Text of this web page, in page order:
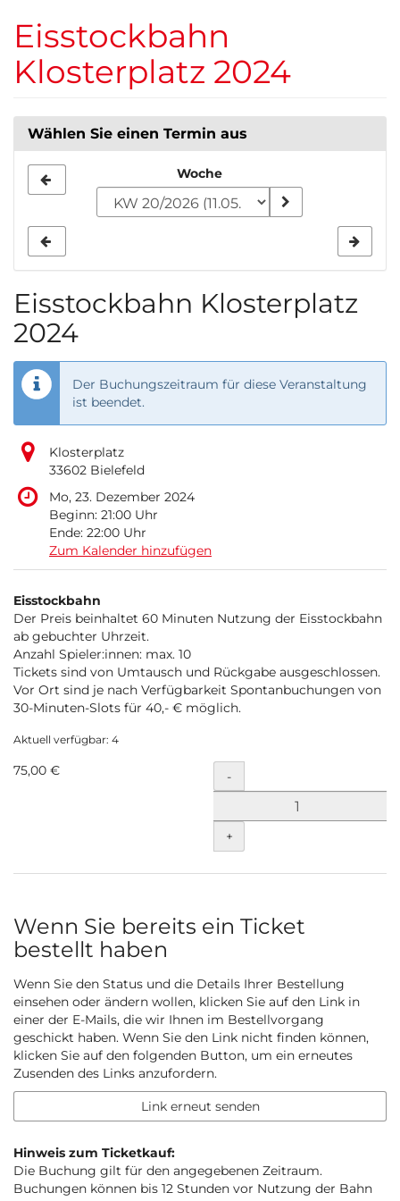
Haupt-
Inhalt
springen
Eisstockbahn
Klosterplatz 2024
Wählen Sie einen Termin aus
zur
Woche
Eisstockbahn Klosterplatz
2024
Der Buchungszeitraum für diese Veranstaltung
ist beendet.
Klosterplatz
33602 Bielefeld
Mo, 23. Dezember 2024
Beginn: 21:00 Uhr
Ende: 22:00 Uhr
Zum Kalender hinzufügen
Unkategorisierte
Produkte
Eisstockbahn
Der Preis beinhaltet 60 Minuten Nutzung der Eisstockbahn
ab gebuchter Uhrzeit.
Anzahl Spieler:innen: max. 10
Tickets sind von Umtausch und Rückgabe ausgeschlossen.
Vor Ort sind je nach Verfügbarkeit Spontanbuchungen von
30-Minuten-Slots für 40,- € möglich.
Aktuell verfügbar: 4
75,00 € Menge
-
+
Wenn Sie bereits ein Ticket
bestellt haben
Wenn Sie den Status und die Details Ihrer Bestellung
einsehen oder ändern wollen, klicken Sie auf den Link in
einer der E-Mails, die wir Ihnen im Bestellvorgang
geschickt haben. Wenn Sie den Link nicht finden können,
klicken Sie auf den folgenden Button, um ein erneutes
Zusenden des Links anzufordern.
Link erneut senden
Hinweis zum Ticketkauf:
Die Buchung gilt für den angegebenen Zeitraum.
Buchungen können bis 12 Stunden vor Nutzung der Bahn